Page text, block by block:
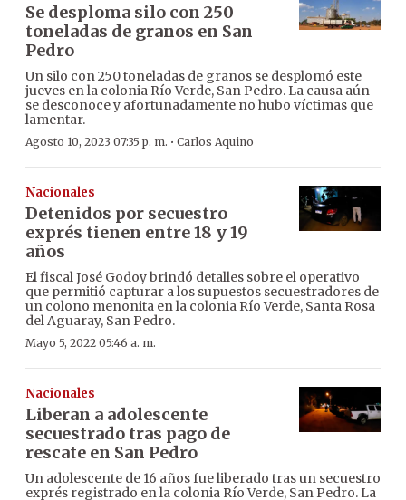
Se desploma silo con 250
toneladas de granos en San
Pedro
Un silo con 250 toneladas de granos se desplomó este
jueves en la colonia Río Verde, San Pedro. La causa aún
se desconoce y afortunadamente no hubo víctimas que
lamentar.
Agosto 10, 2023 07:35 p. m. · Carlos Aquino
Nacionales
Detenidos por secuestro
exprés tienen entre 18 y 19
años
El fiscal José Godoy brindó detalles sobre el operativo
que permitió capturar a los supuestos secuestradores de
un colono menonita en la colonia Río Verde, Santa Rosa
del Aguaray, San Pedro.
Mayo 5, 2022 05:46 a. m.
Nacionales
Liberan a adolescente
secuestrado tras pago de
rescate en San Pedro
Un adolescente de 16 años fue liberado tras un secuestro
exprés registrado en la colonia Río Verde, San Pedro. La